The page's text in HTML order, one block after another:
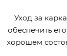
Уход за
обеспечить
хорошем